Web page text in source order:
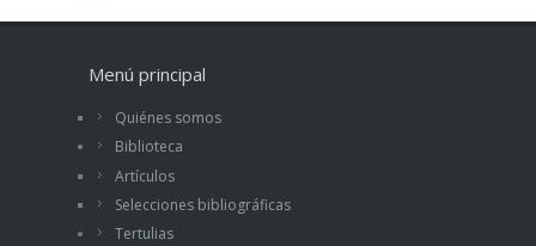
Menú principal
Quiénes somos
Biblioteca
Artículos
Selecciones bibliográficas
Tertulias